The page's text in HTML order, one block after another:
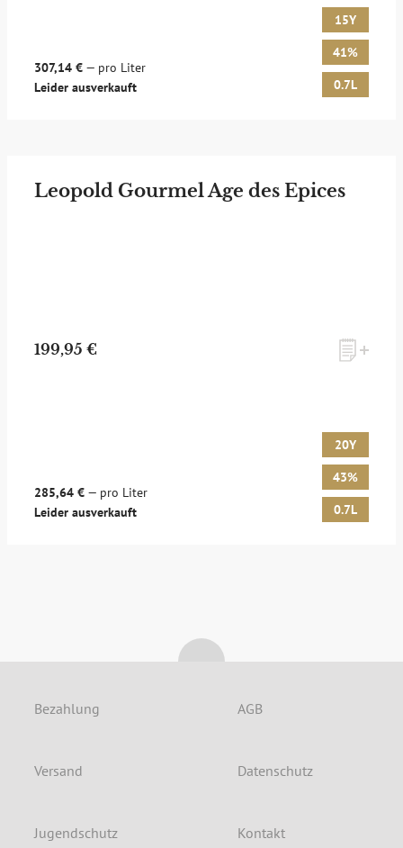
307,14 € — pro Liter
Leider ausverkauft
15Y
41%
0.7L
Leopold Gourmel Age des Epices
199,95 €
285,64 € — pro Liter
Leider ausverkauft
20Y
43%
0.7L
Bezahlung
Versand
AGB
Datenschutz
Jugendschutz Kontakt